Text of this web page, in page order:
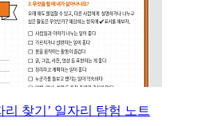
리 찾기’ 일자리 탐험 노트